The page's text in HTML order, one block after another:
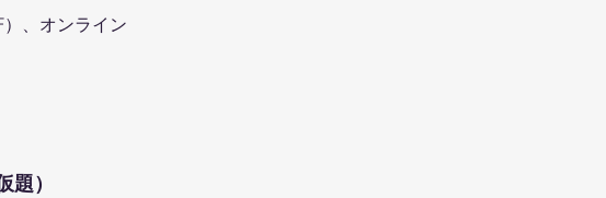
、オンライン
）